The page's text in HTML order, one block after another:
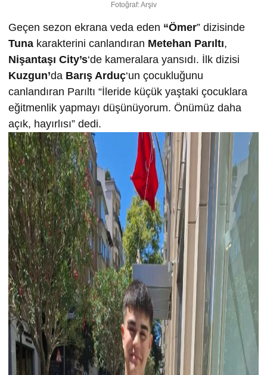
Fotoğraf: Arşiv
Geçen sezon ekrana veda eden “Ömer” dizisinde
Tuna karakterini canlandıran Metehan Parıltı,
Nişantaşı City’s‘de kameralara yansıdı. İlk dizisi
Kuzgun’da Barış Arduç‘un çocukluğunu
canlandıran Parıltı “İleride küçük yaştaki çocuklara
eğitmenlik yapmayı düşünüyorum. Önümüz daha
açık, hayırlısı” dedi.